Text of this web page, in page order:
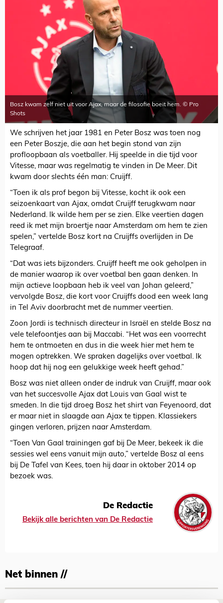
Bosz kwam zelf niet uit voor Ajax, maar de filosofie boeit hem. © Pro
Shots
We schrijven het jaar 1981 en Peter Bosz was toen nog
een Peter Boszje, die aan het begin stond van zijn
profloopbaan als voetballer. Hij speelde in die tijd voor
Vitesse, maar was regelmatig te vinden in De Meer. Dit
kwam door slechts één man: Cruijff.
“Toen ik als prof begon bij Vitesse, kocht ik ook een
seizoenkaart van Ajax, omdat Cruijff terugkwam naar
Nederland. Ik wilde hem per se zien. Elke veertien dagen
reed ik met mijn broertje naar Amsterdam om hem te zien
spelen,” vertelde Bosz kort na Cruijffs overlijden in De
Telegraaf.
“Dat was iets bijzonders. Cruijff heeft me ook geholpen in
de manier waarop ik over voetbal ben gaan denken. In
mijn actieve loopbaan heb ik veel van Johan geleerd,”
vervolgde Bosz, die kort voor Cruijffs dood een week lang
in Tel Aviv doorbracht met de nummer veertien.
Zoon Jordi is technisch directeur in Israël en stelde Bosz na
vele telefoontjes aan bij Maccabi. “Het was een voorrecht
hem te ontmoeten en dus in die week hier met hem te
mogen optrekken. We spraken dagelijks over voetbal. Ik
hoop dat hij nog een gelukkige week heeft gehad.”
Bosz was niet alleen onder de indruk van Cruijff, maar ook
van het succesvolle Ajax dat Louis van Gaal wist te
smeden. In die tijd droeg Bosz het shirt van Feyenoord, dat
er maar niet in slaagde aan Ajax te tippen. Klassiekers
gingen verloren, prijzen naar Amsterdam.
“Toen Van Gaal trainingen gaf bij De Meer, bekeek ik die
sessies wel eens vanuit mijn auto,” vertelde Bosz al eens
bij De Tafel van Kees, toen hij daar in oktober 2014 op
bezoek was.
De Redactie
Bekijk alle berichten van De Redactie
Net binnen //